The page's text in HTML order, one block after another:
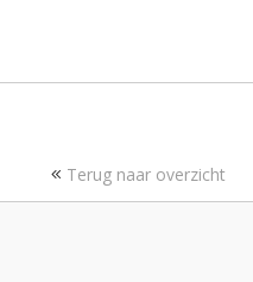
Terug naar overzicht